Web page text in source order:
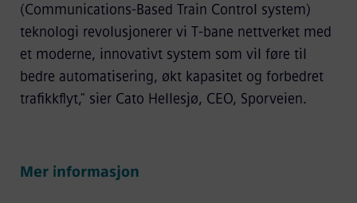
(Communications-Based Train Control system)
teknologi revolusjonerer vi T-bane nettverket med
et moderne, innovativt system som vil føre til
bedre automatisering, økt kapasitet og forbedret
trafikkflyt," sier Cato Hellesjø, CEO, Sporveien.
Mer informasjon